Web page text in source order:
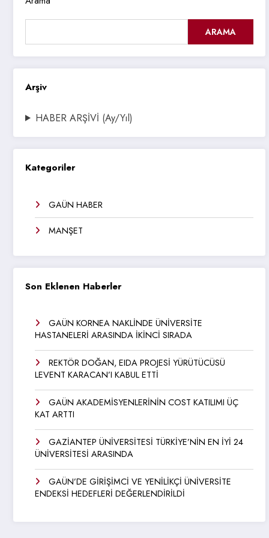
ARAMA
Arşiv
HABER ARŞİVİ (Ay/Yıl)
Kategoriler
GAÜN HABER
MANŞET
Son Eklenen Haberler
GAÜN KORNEA NAKLİNDE ÜNİVERSİTE
HASTANELERİ ARASINDA İKİNCİ SIRADA
REKTÖR DOĞAN, EIDA PROJESİ YÜRÜTÜCÜSÜ
LEVENT KARACAN’I KABUL ETTİ
GAÜN AKADEMİSYENLERİNİN COST KATILIMI ÜÇ
KAT ARTTI
GAZİANTEP ÜNİVERSİTESİ TÜRKİYE’NİN EN İYİ 24
ÜNİVERSİTESİ ARASINDA
GAÜN’DE GİRİŞİMCİ VE YENİLİKÇİ ÜNİVERSİTE
ENDEKSİ HEDEFLERİ DEĞERLENDİRİLDİ